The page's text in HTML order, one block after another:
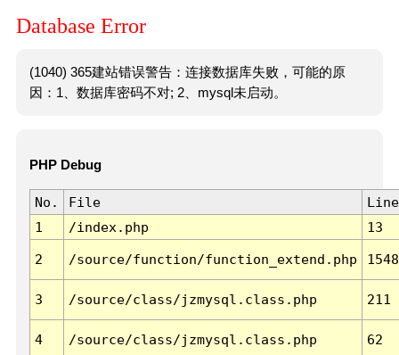
Database Error
(1040) 365建站错误警告：连接数据库失败，可能的原
因：1、数据库密码不对; 2、mysql未启动。
PHP Debug
No. File
Line
1
/index.php 13
2 /source/function/function_extend.php 1548
3 /source/class/jzmysql.class.php 211
4 /source/class/jzmysql.class.php 62